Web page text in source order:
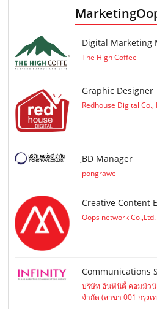
Digital Marketing
The High Coffee
Graphic Designer
Redhouse Digital Co.,
ฺBD Manager
pongrawe
Creative Content
Oops network Co.,Ltd.
Communications
บริษัท อินฟินิตี้ คอมมิว
จำกัด (สาขา 001 กรุงเ